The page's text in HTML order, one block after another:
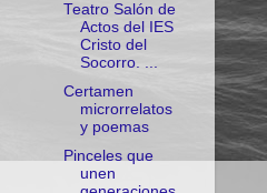
Teatro Salón de
Actos del IES
Cristo del
Socorro. ...
Certamen
microrrelatos
y poemas
Pinceles que
unen